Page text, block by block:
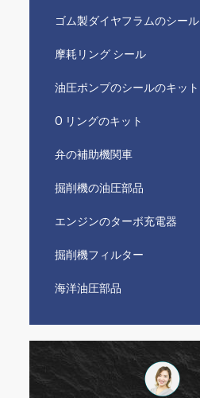
ゴム製ダイヤフラムのシール
摩耗リング シール
油圧ポンプのシールのキット
O リングのキット
弁の補助機関車
掘削機の油圧部品
エンジンのターボ充電器
掘削機フィルター
海洋油圧部品